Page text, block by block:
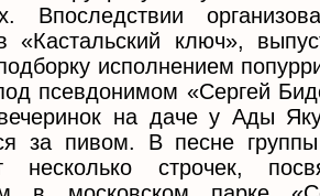
Впоследствии
«Кастальский ключ»,
исполнением
псевдонимом «Сергей
на даче у Ады
за пивом. В песне
несколько строчек,